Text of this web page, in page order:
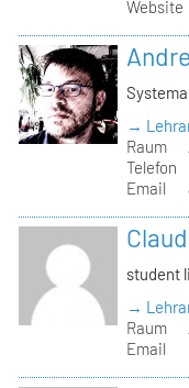
Website
→
Raum
Telefon
Email
student
→
Raum
Email